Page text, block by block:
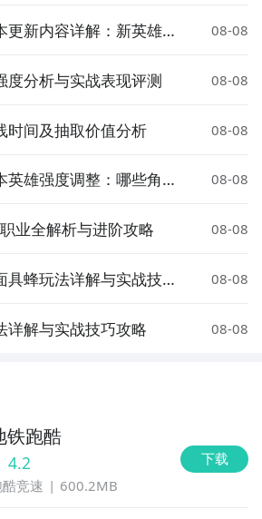
新内容详解：新英雄、
08-08
度分析与实战表现评测 08-08
时间及抽取价值分析 08-08
英雄强度调整：哪些角色
08-08
业全解析与进阶攻略 08-08
具蜂玩法详解与实战技巧
08-08
详解与实战技巧攻略 08-08
铁跑酷
4.2
酷竞速 600.2MB
下载